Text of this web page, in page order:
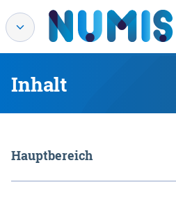
Inhalt
Hauptbereich